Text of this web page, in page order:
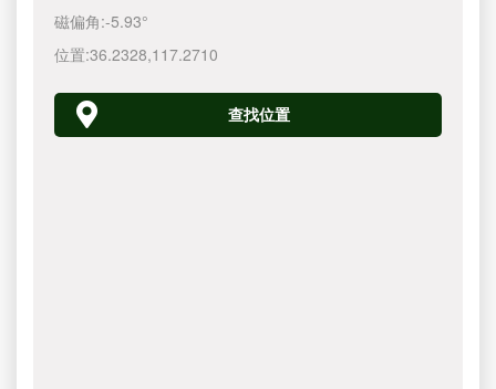
磁偏角:-5.93°
位置:36.2328,117.2710
查找位置